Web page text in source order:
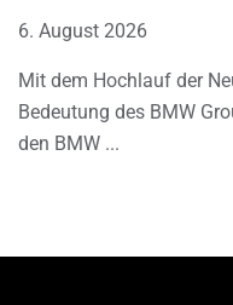
6. August 2026
Mit dem Hochlauf der
Bedeutung des BMW
den BMW